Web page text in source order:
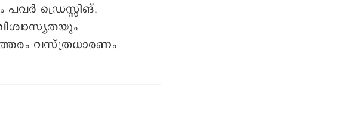
ഡ്രെസ്സിങ്.
വസ്ത്രധാരണം